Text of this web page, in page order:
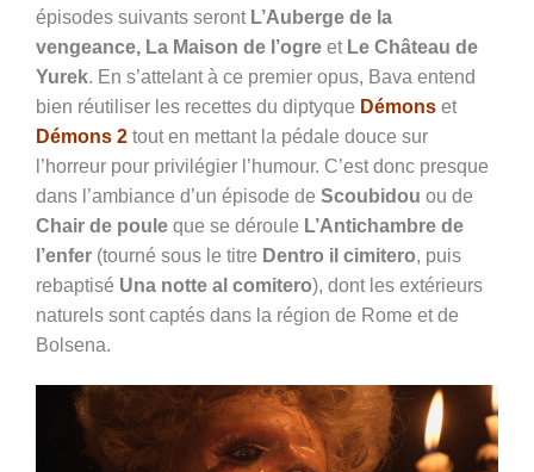
épisodes suivants seront L’Auberge de la
vengeance, La Maison de l’ogre et Le Château de
Yurek. En s’attelant à ce premier opus, Bava entend
bien réutiliser les recettes du diptyque Démons et
Démons 2 tout en mettant la pédale douce sur
l’horreur pour privilégier l’humour. C’est donc presque
dans l’ambiance d’un épisode de Scoubidou ou de
Chair de poule que se déroule L’Antichambre de
l’enfer (tourné sous le titre Dentro il cimitero, puis
rebaptisé Una notte al comitero), dont les extérieurs
naturels sont captés dans la région de Rome et de
Bolsena.